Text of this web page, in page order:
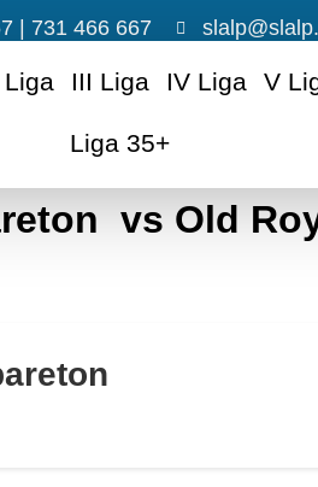
| 731 466 667
Liga III Liga IV Liga V
Liga 35+
vs Old